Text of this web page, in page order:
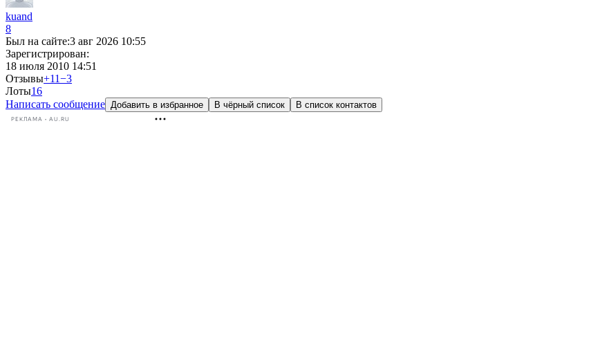
kuand
8
Был на сайте:3 авг 2026 10:55
Зарегистрирован:
18 июля 2010 14:51
Отзывы+11−3
Лоты16
Написать сообщение Добавить в избранное В чёрный список В список контактов
РЕКЛАМА • AU.RU